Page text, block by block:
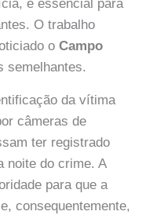
é essencial para
O trabalho
oCampo
semelhantes.
da vítima
câmeras de
ter registrado
noite do crime. A
para que a
consequentemente,